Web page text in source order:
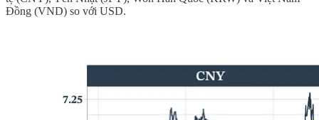
Đồng (VND) so với USD.